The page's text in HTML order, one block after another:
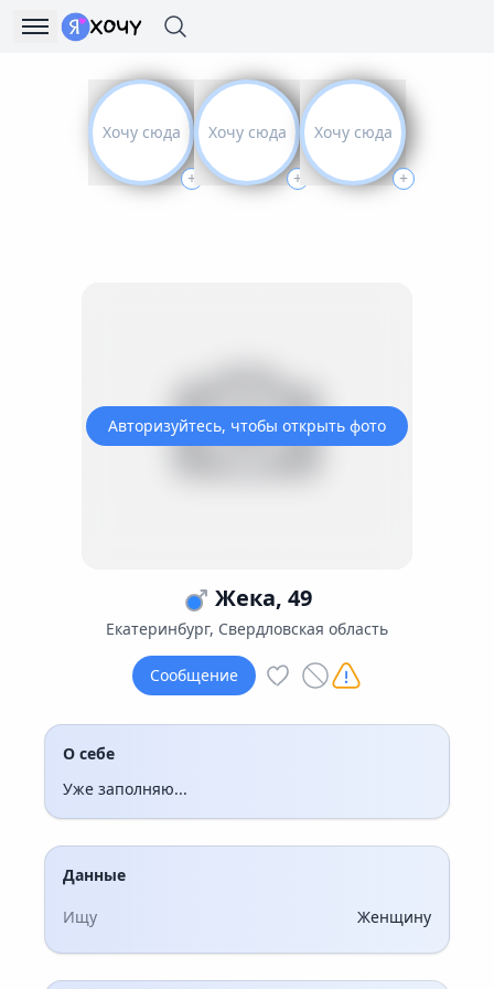
Хочу сюда
+
Хочу сюда
+
Хочу сюда
+
Авторизуйтесь, чтобы открыть фото
Жека, 49
Екатеринбург, Свердловская область
Сообщение
О себе
Уже заполняю...
Данные
Ищу
Женщину